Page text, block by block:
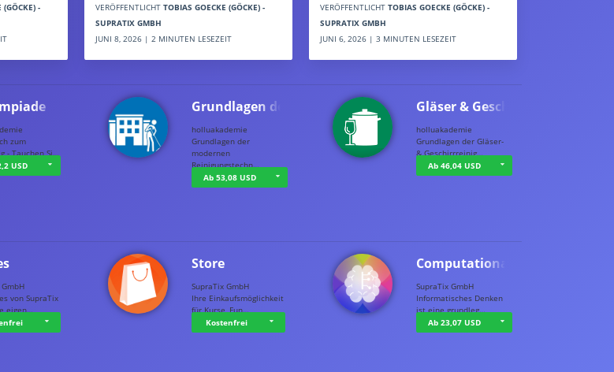
(GÖCKE) -
VERÖFFENTLICHT TOBIAS GOECKE (GÖCKE) -
SUPRATIX GMBH
JUNI 8, 2026 | 2 MINUTEN LESEZEIT
VERÖFFENTLICHT TOBIAS GOECKE (GÖCKE) -
SUPRATIX GMBH
JUNI 6, 2026 | 3 MINUTEN LESEZEIT
zum
- Tauchen Si…
USD
Grundlagen der …
holluakademie
Grundlagen der
modernen
Reinigungstechn…
Ab 53,08 USD
Gläser & Geschi…
holluakademie
Grundlagen der Gläser-
& Geschirrreinig…
Ab 46,04 USD
von SupraTix
eigen…
Store
SupraTix GmbH
Ihre Einkaufsmöglichkeit
für Kurse, Fun…
Kostenfrei
Computational T…
SupraTix GmbH
Informatisches Denken
ist eine grundleg…
Ab 23,07 USD